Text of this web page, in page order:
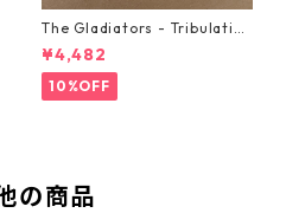
The Gladiators - Tribulation
【7-21365】
¥4,482
10%OFF
の商品